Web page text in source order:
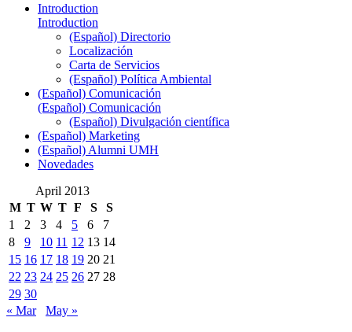
Introduction
Introduction
(Español) Directorio
Localización
Carta de Servicios
(Español) Política Ambiental
(Español) Comunicación
(Español) Comunicación
(Español) Divulgación científica
(Español) Marketing
(Español) Alumni UMH
Novedades
April 2013
M T W T F S
S
1
2 3 4 5 6
7
8
9 10 11 12 13 14
15 16 17 18 19 20 21
22 23 24 25 26 27 28
29 30
« Mar
May »